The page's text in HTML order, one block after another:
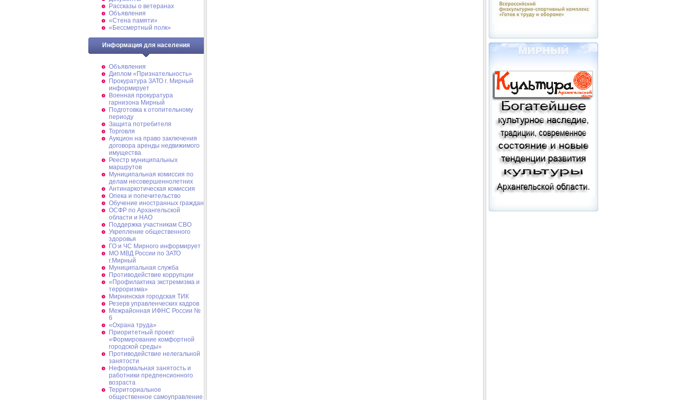
Рассказы о ветеранах
Объявления
«Стена памяти»
«Бессмертный полк»
Информация для населения
Объявления
Диплом «Признательность»
Прокуратура ЗАТО г. Мирный
информирует
Военная прокуратура
гарнизона Мирный
Подготовка к отопительному
периоду
Защита потребителя
Торговля
Аукцион на право заключения
договора аренды недвижимого
имущества
Реестр муниципальных
маршрутов
Муниципальная комиссия по
делам несовершеннолетних
Антинаркотическая комиссия
Опека и попечительство
Обучение иностранных граждан
ОСФР по Архангельской
области и НАО
Поддержка участникам СВО
Укрепление общественного
здоровья
ГО и ЧС Мирного информирует
МО МВД России по ЗАТО
г.Мирный
Муниципальная cлужба
Противодействие коррупции
«Профилактика экстремизма и
терроризма»
Мирнинская городская ТИК
Резерв управленческих кадров
Межрайонная ИФНС России №
6
«Охрана труда»
Приоритетный проект
«Формирование комфортной
городской среды»
Противодействие нелегальной
занятости
Неформальная занятость и
работники предпенсионного
возраста
Территориальное
общественное самоуправление